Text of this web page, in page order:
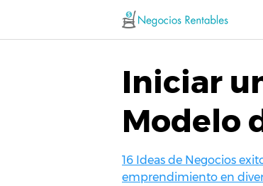
contenido
Iniciar
Modelo
16 Ideas de Negocios
emprendimiento en